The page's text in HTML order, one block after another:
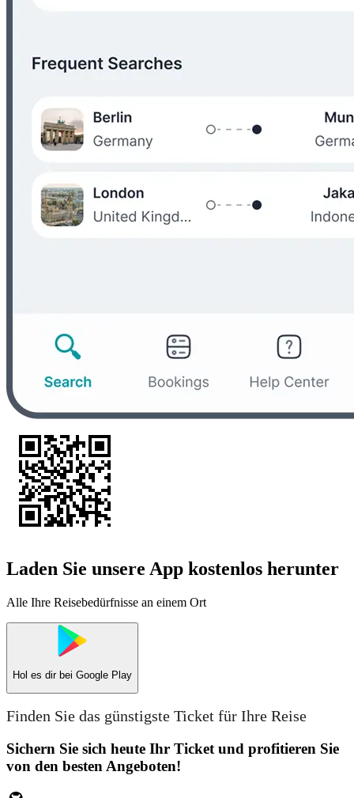
Laden Sie unsere App kostenlos herunter
Alle Ihre Reisebedürfnisse an einem Ort
Hol es dir bei Google Play
Finden Sie das günstigste Ticket für Ihre Reise
Sichern Sie sich heute Ihr Ticket und profitieren Sie
von den besten Angeboten!